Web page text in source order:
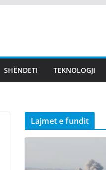
SHËNDETI TEKNOLOGJI
Lajmet e fundit